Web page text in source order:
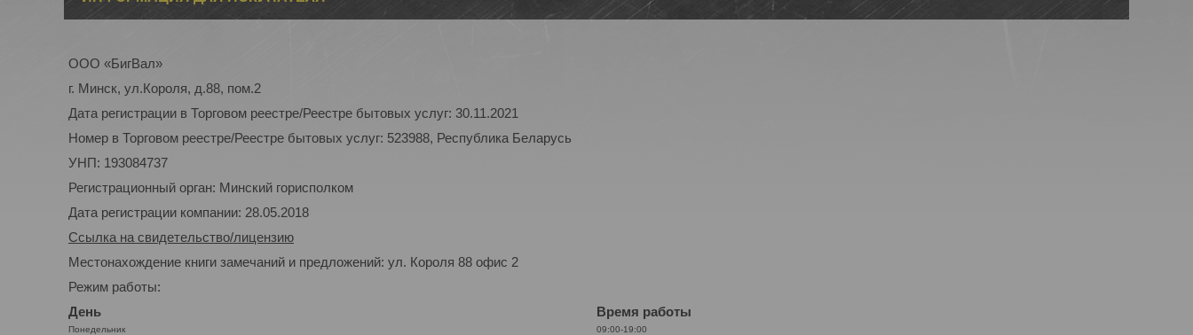
ООО «БигВал»
г. Минск, ул.Короля, д.88, пом.2
Дата регистрации в Торговом реестре/Реестре бытовых услуг: 30.11.2021
Номер в Торговом реестре/Реестре бытовых услуг: 523988, Республика Беларусь
УНП: 193084737
Регистрационный орган: Минский горисполком
Дата регистрации компании: 28.05.2018
Ссылка на свидетельство/лицензию
Местонахождение книги замечаний и предложений: ул. Короля 88 офис 2
Режим работы:
День
Время работы
Понедельник 09:00-19:00